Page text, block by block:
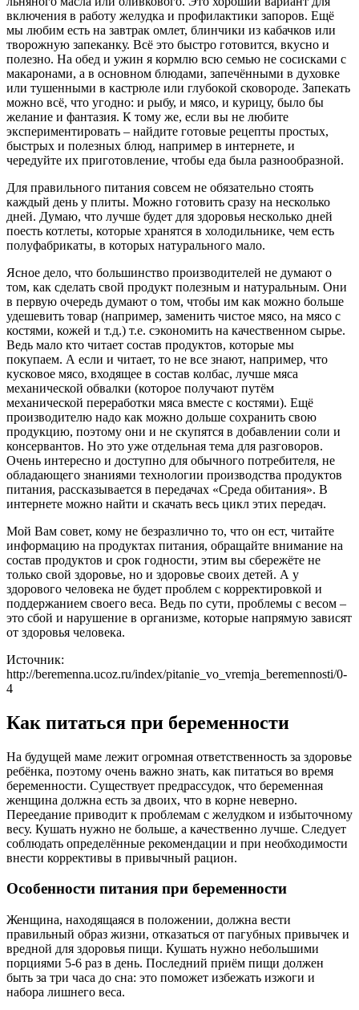
включения в работу желудка и профилактики запоров. Ещё
мы любим есть на завтрак омлет, блинчики из кабачков или
творожную запеканку. Всё это быстро готовится, вкусно и
полезно. На обед и ужин я кормлю всю семью не сосисками с
макаронами, а в основном блюдами, запечёнными в духовке
или тушенными в кастрюле или глубокой сковороде. Запекать
можно всё, что угодно: и рыбу, и мясо, и курицу, было бы
желание и фантазия. К тому же, если вы не любите
экспериментировать – найдите готовые рецепты простых,
быстрых и полезных блюд, например в интернете, и
чередуйте их приготовление, чтобы еда была разнообразной.
Для правильного питания совсем не обязательно стоять
каждый день у плиты. Можно готовить сразу на несколько
дней. Думаю, что лучше будет для здоровья несколько дней
поесть котлеты, которые хранятся в холодильнике, чем есть
полуфабрикаты, в которых натурального мало.
Ясное дело, что большинство производителей не думают о
том, как сделать свой продукт полезным и натуральным. Они
в первую очередь думают о том, чтобы им как можно больше
удешевить товар (например, заменить чистое мясо, на мясо с
костями, кожей и т.д.) т.е. сэкономить на качественном сырье.
Ведь мало кто читает состав продуктов, которые мы
покупаем. А если и читает, то не все знают, например, что
кусковое мясо, входящее в состав колбас, лучше мяса
механической обвалки (которое получают путём
механической переработки мяса вместе с костями). Ещё
производителю надо как можно дольше сохранить свою
продукцию, поэтому они и не скупятся в добавлении соли и
консервантов. Но это уже отдельная тема для разговоров.
Очень интересно и доступно для обычного потребителя, не
обладающего знаниями технологии производства продуктов
питания, рассказывается в передачах «Среда обитания». В
интернете можно найти и скачать весь цикл этих передач.
Мой Вам совет, кому не безразлично то, что он ест, читайте
информацию на продуктах питания, обращайте внимание на
состав продуктов и срок годности, этим вы сбережёте не
только свой здоровье, но и здоровье своих детей. А у
здорового человека не будет проблем с корректировкой и
поддержанием своего веса. Ведь по сути, проблемы с весом –
это сбой и нарушение в организме, которые напрямую зависят
от здоровья человека.
Источник:
http://beremenna.ucoz.ru/index/pitanie_vo_vremja_beremennosti/0-
4
Как питаться при беременности
На будущей маме лежит огромная ответственность за здоровье
ребёнка, поэтому очень важно знать, как питаться во время
беременности. Существует предрассудок, что беременная
женщина должна есть за двоих, что в корне неверно.
Переедание приводит к проблемам с желудком и избыточному
весу. Кушать нужно не больше, а качественно лучше. Следует
соблюдать определённые рекомендации и при необходимости
внести коррективы в привычный рацион.
Особенности питания при беременности
Женщина, находящаяся в положении, должна вести
правильный образ жизни, отказаться от пагубных привычек и
вредной для здоровья пищи. Кушать нужно небольшими
порциями 5-6 раз в день. Последний приём пищи должен
быть за три часа до сна: это поможет избежать изжоги и
набора лишнего веса.